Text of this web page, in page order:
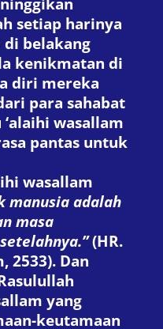
setiap harinya
belakang
kenikmatan di
diri mereka
para sahabat
wasallam
pantas untuk
wasallam
manusia adalah
masa
(HR.
2533). Dan
yang
keutamaan